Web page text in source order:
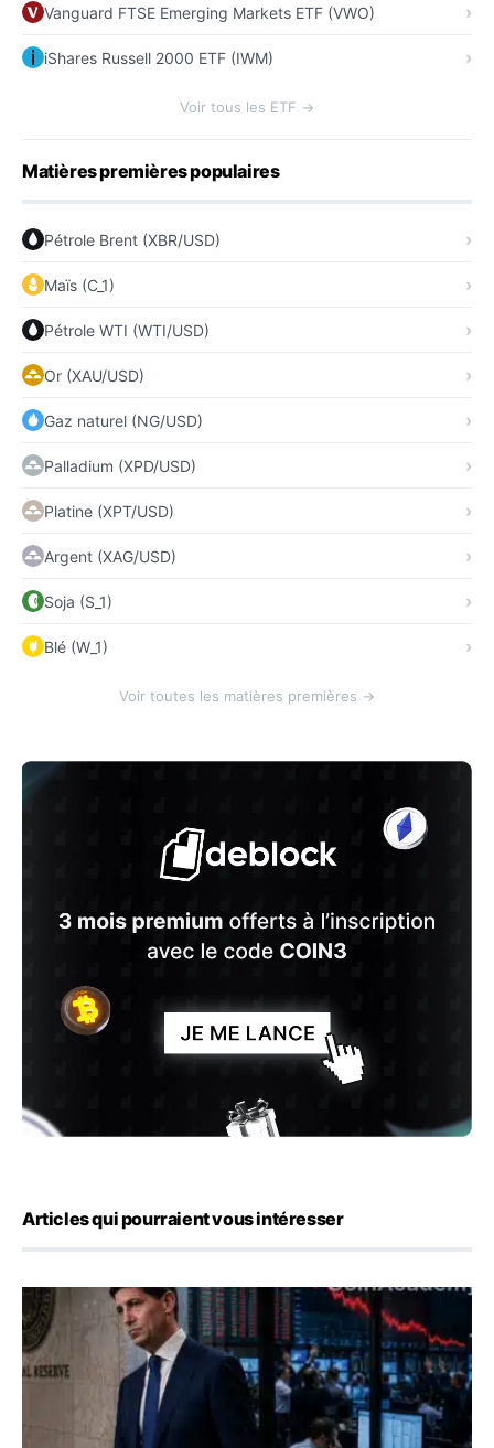
Vanguard FTSE Emerging Markets ETF (VWO)
iShares Russell 2000 ETF (IWM)
Voir tous les ETF →
Matières premières populaires
Pétrole Brent (XBR/USD)
Maïs (C_1)
Pétrole WTI (WTI/USD)
Or (XAU/USD)
Gaz naturel (NG/USD)
Palladium (XPD/USD)
Platine (XPT/USD)
Argent (XAG/USD)
Soja (S_1)
Blé (W_1)
Voir toutes les matières premières →
Articles qui pourraient vous intéresser
Kevin Warsh maintient sa communication minimaliste